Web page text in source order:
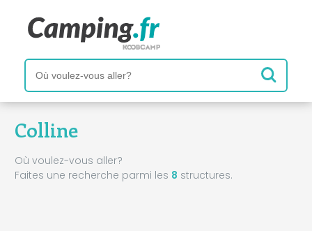
Colline
Où voulez-vous aller?
Faites une recherche parmi les 8 structures.